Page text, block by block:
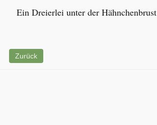
Ein Dreierlei unter der Hähnchenbrust
Zurück